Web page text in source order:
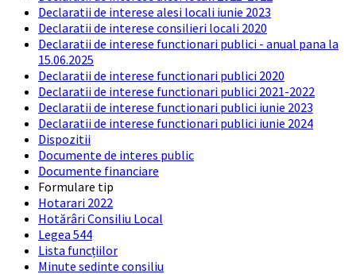
Declaratii de interese alesi locali iunie 2023
Declaratii de interese consilieri locali 2020
Declaratii de interese functionari publici - anual pana la
15.06.2025
Declaratii de interese functionari publici 2020
Declaratii de interese functionari publici 2021-2022
Declaratii de interese functionari publici iunie 2023
Declaratii de interese functionari publici iunie 2024
Dispozitii
Documente de interes public
Documente financiare
Formulare tip
Hotarari 2022
Hotărâri Consiliu Local
Legea 544
Lista funcțiilor
Minute sedinte consiliu